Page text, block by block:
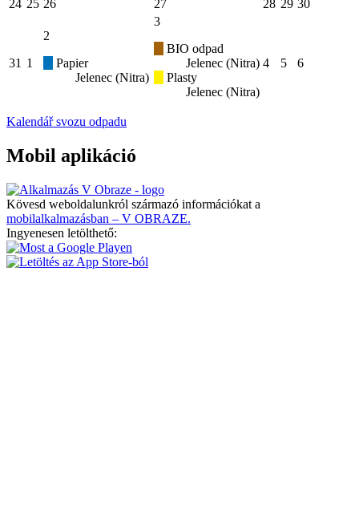
24 25 26 27 28 29 30
31 1
2
Papier
Jelenec (Nitra)
3
BIO odpad
Jelenec (Nitra)
Plasty
Jelenec (Nitra)
4 5 6
Kalendář svozu odpadu
Mobil aplikáció
Kövesd weboldalunkról származó információkat a
mobilalkalmazásban – V OBRAZE.
Ingyenesen letölthető: